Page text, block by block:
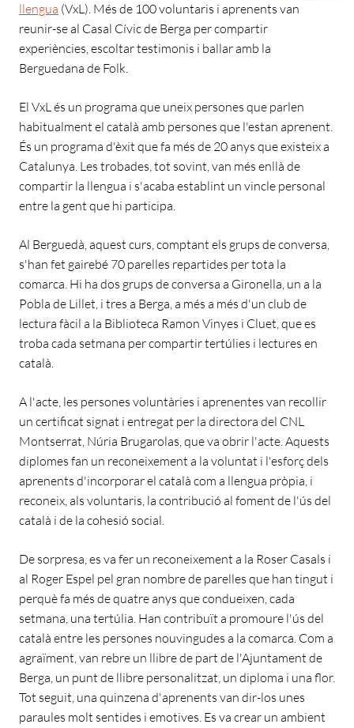
llengua (VxL). Més de 100 voluntaris i aprenents van
reunir-se al Casal Cívic de Berga per compartir
experiències, escoltar testimonis i ballar amb la
Berguedana de Folk.
El VxL és un programa que uneix persones que parlen
habitualment el català amb persones que l'estan aprenent.
És un programa d'èxit que fa més de 20 anys que existeix a
Catalunya. Les trobades, tot sovint, van més enllà de
compartir la llengua i s'acaba establint un vincle personal
entre la gent que hi participa.
Al Berguedà, aquest curs, comptant els grups de conversa,
s'han fet gairebé 70 parelles repartides per tota la
comarca. Hi ha dos grups de conversa a Gironella, un a la
Pobla de Lillet, i tres a Berga, a més a més d'un club de
lectura fàcil a la Biblioteca Ramon Vinyes i Cluet, que es
troba cada setmana per compartir tertúlies i lectures en
català.
A l'acte, les persones voluntàries i aprenentes van recollir
un certificat signat i entregat per la directora del CNL
Montserrat, Núria Brugarolas, que va obrir l'acte. Aquests
diplomes fan un reconeixement a la voluntat i l'esforç dels
aprenents d'incorporar el català com a llengua pròpia, i
reconeix, als voluntaris, la contribució al foment de l'ús del
català i de la cohesió social.
De sorpresa, es va fer un reconeixement a la Roser Casals i
al Roger Espel pel gran nombre de parelles que han tingut i
perquè fa més de quatre anys que condueixen, cada
setmana, una tertúlia. Han contribuït a promoure l'ús del
català entre les persones nouvingudes a la comarca. Com a
agraïment, van rebre un llibre de part de l'Ajuntament de
Berga, un punt de llibre personalitzat, un diploma i una flor.
Tot seguit, una quinzena d'aprenents van dir-los unes
paraules molt sentides i emotives. Es va crear un ambient